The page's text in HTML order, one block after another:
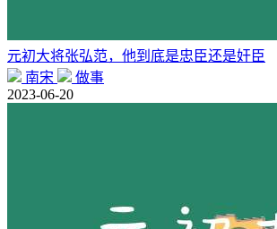
元初大将张弘范，他到底是忠臣还是奸臣
南宋
做事
2023-06-20